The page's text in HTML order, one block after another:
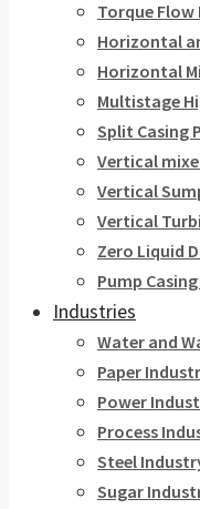
Torque Flow
Horizontal
Horizontal
Multistage
Split Casing
Vertical
Vertical
Vertical
Zero Liquid
Pump
Industries
Water and
Paper
Power
Process
Steel
Sugar